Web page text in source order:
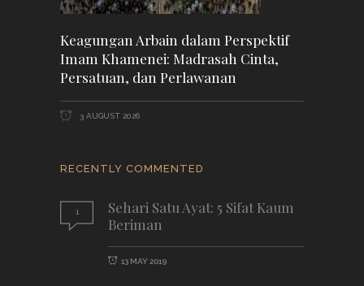
Keagungan Arbain dalam Perspektif
Imam Khamenei: Madrasah Cinta,
Persatuan, dan Perlawanan
3 AUGUST 2026
RECENTLY COMMENTED
1
Sehari Satu Ayat: 5 Sifat Kaum
Beriman
13 MAY 2019